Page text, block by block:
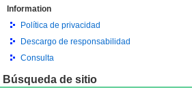
Information
Política de privacidad
Descargo de responsabilidad
Consulta
Búsqueda de sitio